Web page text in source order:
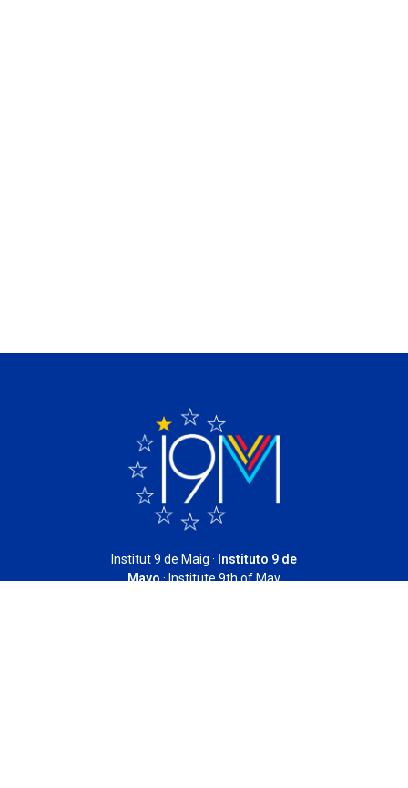
Institut 9 de Maig · Instituto 9 de
Mayo· Institute 9th of May